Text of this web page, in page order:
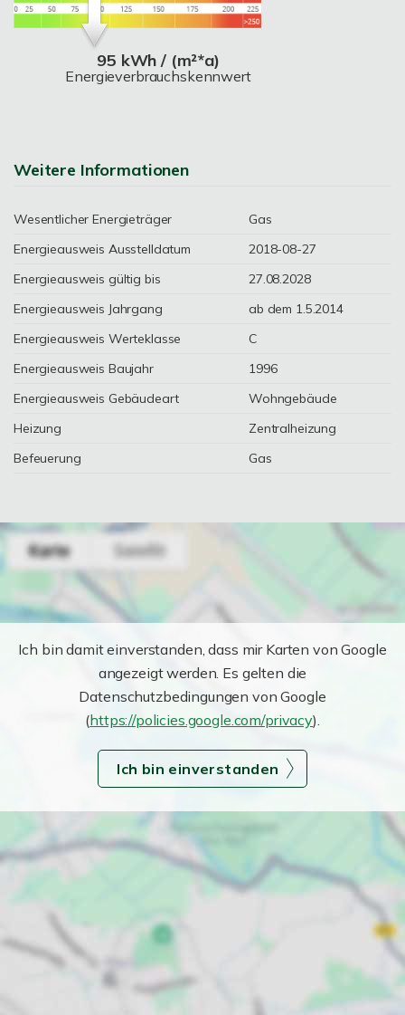
95 kWh / (m²*a)
Energieverbrauchskennwert
Weitere Informationen
Wesentlicher Energieträger
Gas
Energieausweis Ausstelldatum
2018-08-27
Energieausweis gültig bis
27.08.2028
Energieausweis Jahrgang
ab dem 1.5.2014
Energieausweis Werteklasse
C
Energieausweis Baujahr
1996
Energieausweis Gebäudeart
Wohngebäude
Heizung
Zentralheizung
Befeuerung
Gas
Ich bin damit einverstanden, dass mir Karten von Google
angezeigt werden. Es gelten die
Datenschutzbedingungen von Google
(https://policies.google.com/privacy).
Ich bin einverstanden